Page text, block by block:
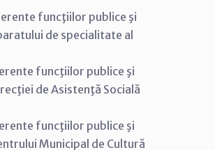
funcţiilor publice şi
de specialitate al
funcţiilor publice şi
de Asistenţă Socială
funcţiilor publice şi
Municipal de Cultură